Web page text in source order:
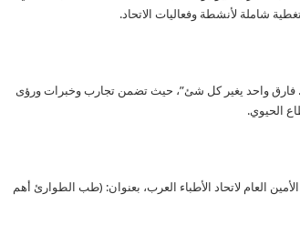
الـ
69
شاملة لأنشطة وفعاليات الاتحاد.
فارق واحد يغير كل شئ”، حيث تضمن تجارب وخبرات ورؤى
الحيوي.
العام لاتحاد الأطباء العرب، بعنوان: (طب الطوارئ أهم